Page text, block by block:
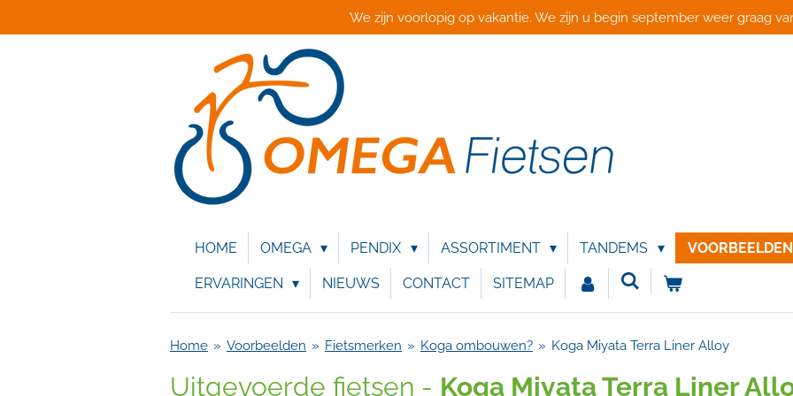
direct
We zijn voorlopig op vakantie. We zijn u begin september weer graag
HOME OMEGA PENDIX ASSORTIMENT TANDEMS VOORBEELDEN
ERVARINGEN NIEUWS CONTACT SITEMAP
Home » Voorbeelden » Fietsmerken » Koga ombouwen? » Koga Miyata Terra Liner Alloy
Uitgevoerde fietsen - Koga Miyata Terra Liner